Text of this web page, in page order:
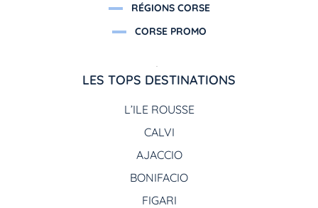
RÉGIONS CORSE
CORSE PROMO
LES TOPS DESTINATIONS
L’ILE ROUSSE
CALVI
AJACCIO
BONIFACIO
FIGARI